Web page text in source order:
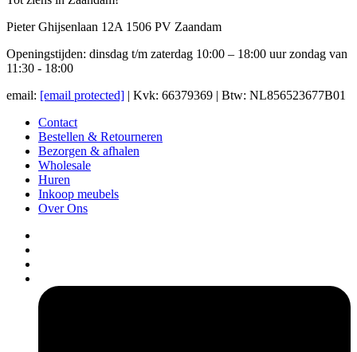
Pieter Ghijsenlaan 12A 1506 PV Zaandam
Openingstijden: dinsdag t/m zaterdag 10:00 – 18:00 uur zondag van
11:30 - 18:00
email: [email protected] | Kvk: 66379369 | Btw: NL856523677B01
Contact
Bestellen & Retourneren
Bezorgen & afhalen
Wholesale
Huren
Inkoop meubels
Over Ons